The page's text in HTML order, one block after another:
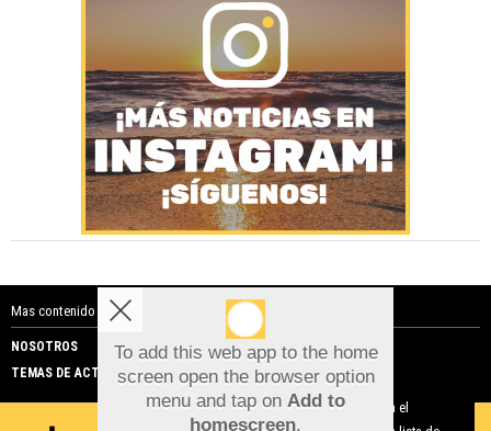
Mas contenido de Costa Blanca Noticias:
NOSOTROS
PUBLICIDAD
TEMAS DE ACTUALIDAD
To add this web app to the home
screen open the browser option
menu and tap on Add to
homescreen.
Aviso sobre el Uso de cookies:
Utilizamos cookies nuestras y de terceros para el